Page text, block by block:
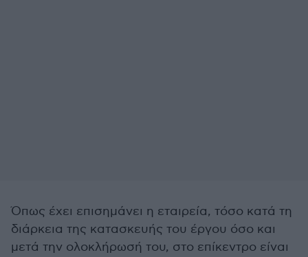
Όπως έχει επισημάνει η εταιρεία, τόσο κατά τη
διάρκεια της κατασκευής του έργου όσο και
μετά την ολοκλήρωσή του, στο επίκεντρο είναι